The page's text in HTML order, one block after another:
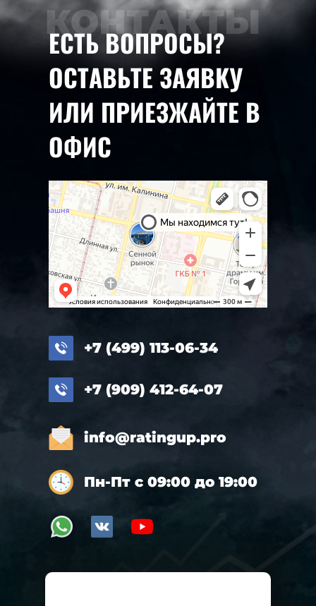
Пн-Пт с 09:00 до 19:00
info@ratingup.pro
+7 (909) 412-64-07
+7 (499) 113-06-34
ЕСТЬ ВОПРОСЫ?
ОСТАВЬТЕ ЗАЯВКУ
ИЛИ ПРИЕЗЖАЙТЕ В
ОФИС
КОНТАКТЫ